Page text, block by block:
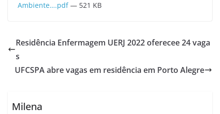
Ambiente….pdf— 521 KB
Residência Enfermagem UERJ 2022 oferecee 24 vaga
s
UFCSPA abre vagas em residência em Porto Alegre
Milena